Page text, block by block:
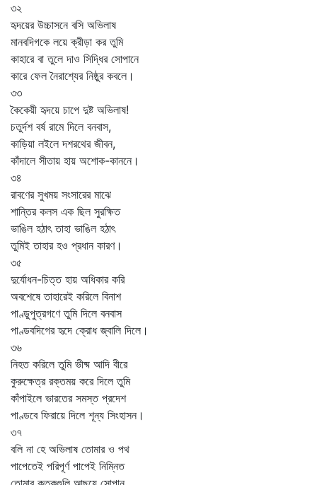
৩২
হৃদয়ের উচ্চাসনে বসি অভিলাষ
মানবদিগকে লয়ে ক্রীড়া কর তুমি
কাহারে বা তুলে দাও সিদ্ধির সোপানে
কারে ফেল নৈরাশ্যের নিষ্ঠুর কবলে।
৩৩
কৈকেয়ী হৃদয়ে চাপে দুষ্ট অভিলাষ!
চতুর্দশ বর্ষ রামে দিলে বনবাস,
কাড়িয়া লইলে দশরথের জীবন,
কাঁদালে সীতায় হায় অশোক-কাননে।
৩৪
রাবণের সুখময় সংসারের মাঝে
শান্তির কলস এক ছিল সুরক্ষিত
ভাঙিল হঠাৎ তাহা ভাঙিল হঠাৎ
তুমিই তাহার হও প্রধান কারণ।
৩৫
দুর্যোধন-চিত্ত হায় অধিকার করি
অবশেষে তাহারেই করিলে বিনাশ
পাণ্ডুপুত্রগণে তুমি দিলে বনবাস
পাণ্ডবদিগের হৃদে ক্রোধ জ্বালি দিলে।
৩৬
নিহত করিলে তুমি ভীষ্ম আদি বীরে
কুরুক্ষেত্র রক্তময় করে দিলে তুমি
কাঁপাইলে ভারতের সমস্ত প্রদেশ
পাণ্ডবে ফিরায়ে দিলে শূন্য সিংহাসন।
৩৭
বলি না হে অভিলাষ তোমার ও পথ
পাপেতেই পরিপূর্ণ পাপেই নিম্নিত